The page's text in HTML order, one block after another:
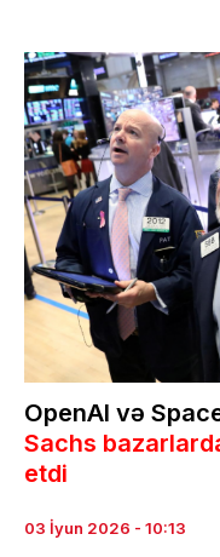
OpenAI və
Sachs
etdi
03 İyun 2026 - 10:13